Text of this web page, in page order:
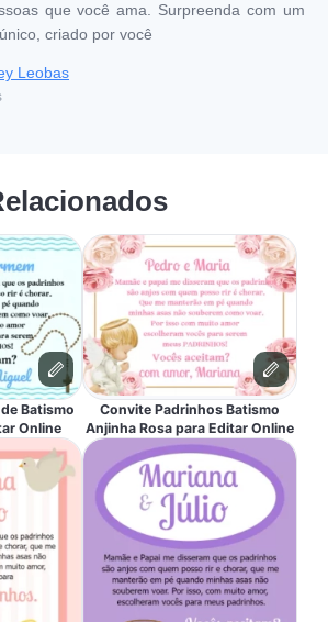
que você ama. Surpreenda com um
criado por você
Leobas
Batismo
Online
Convite Padrinhos Batismo
Anjinha Rosa para Editar Online